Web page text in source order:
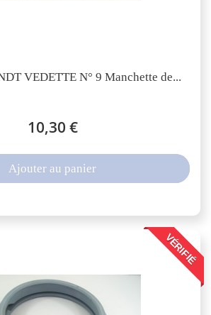
VEDETTE N° 9 Manchette de...
10,30 €
Ajouter au panier
VÉRIFIÉ